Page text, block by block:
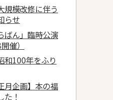
規模改修に伴う
らせ
ばん」臨時公演
催）
和100年をふり
月企画】本の福
た！